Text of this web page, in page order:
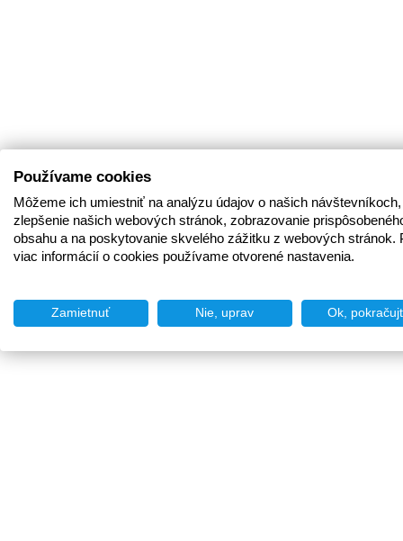
Používame cookies
Môžeme ich umiestniť na analýzu údajov o našich
zlepšenie našich webových stránok, zobrazovanie
obsahu a na poskytovanie skvelého zážitku z webových stránok.
viac informácií o cookies používame otvorené nastavenia.
Zamietnuť Nie, uprav Ok,